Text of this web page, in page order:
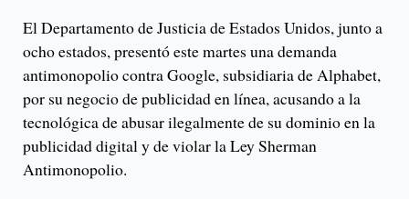
El Departamento de Justicia de Estados Unidos, junto a
ocho estados, presentó este martes una demanda
antimonopolio contra Google, subsidiaria de Alphabet,
por su negocio de publicidad en línea, acusando a la
tecnológica de abusar ilegalmente de su dominio en la
publicidad digital y de violar la Ley Sherman
Antimonopolio.